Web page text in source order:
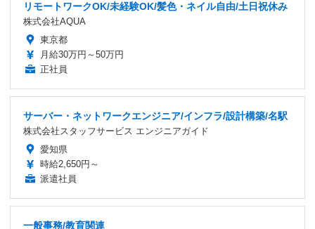
リモートワークOK/未経験OK/髪色・ネイル自由/土日祝休み
株式会社AQUA
東京都
月給30万円～50万円
正社員
サーバー・ネットワークエンジニア/インフラ/設計構築/名駅
株式会社スタッフサービス エンジニアガイド
愛知県
時給2,650円～
派遣社員
一般事務/教育関連